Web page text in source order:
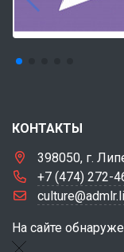
КОНТАКТЫ
398050, г.
+7 (474) 272-
На сайте